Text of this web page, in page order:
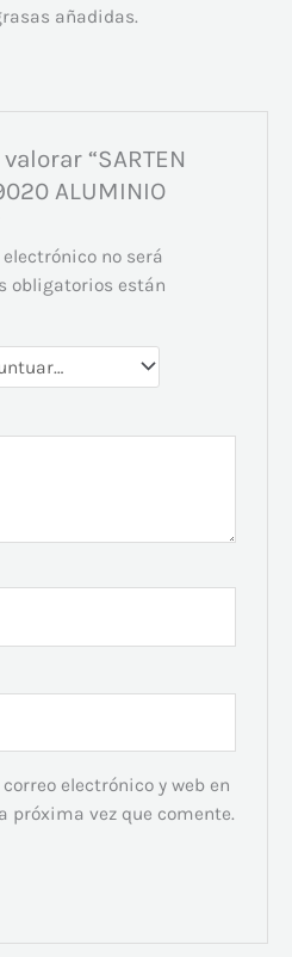
añadidas.
“SARTEN
ALUMINIO
no será
obligatorios están
electrónico y web en
próxima vez que comente.